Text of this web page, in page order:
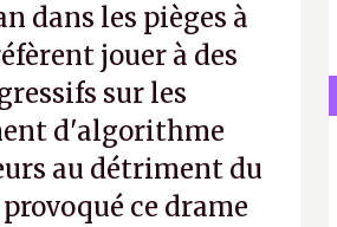
dans les pièges à
jouer à des
sur les
d'algorithme
au détriment du
ce drame